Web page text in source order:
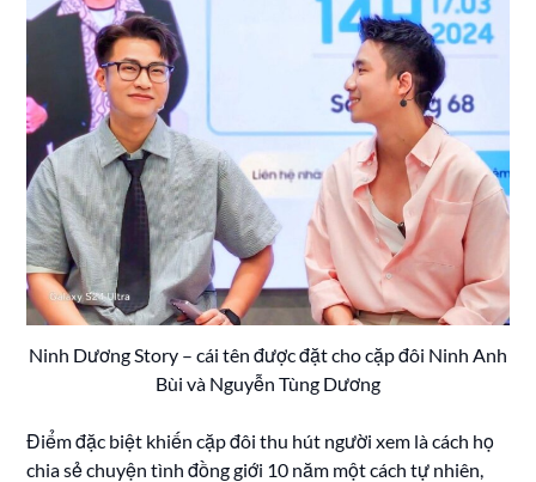
Ninh Dương Story – cái tên được đặt cho cặp đôi Ninh Anh
Bùi và Nguyễn Tùng Dương
Điểm đặc biệt khiến cặp đôi thu hút người xem là cách họ
chia sẻ chuyện tình đồng giới 10 năm một cách tự nhiên,